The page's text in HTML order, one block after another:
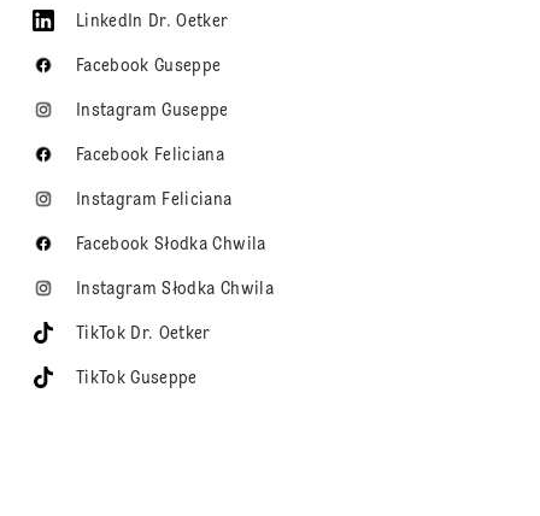
LinkedIn Dr. Oetker
Facebook Guseppe
Instagram Guseppe
Facebook Feliciana
Instagram Feliciana
Facebook Słodka Chwila
Instagram Słodka Chwila
TikTok Dr. Oetker
TikTok Guseppe